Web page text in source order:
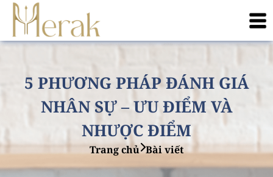
5 PHƯƠNG PHÁP ĐÁNH GIÁ
NHÂN SỰ – ƯU ĐIỂM VÀ
NHƯỢC ĐIỂM
Trang chủ Bài viết